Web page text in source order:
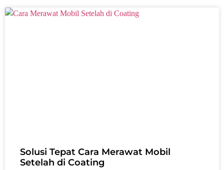
Solusi Tepat Cara Merawat Mobil
Setelah di Coating